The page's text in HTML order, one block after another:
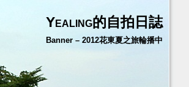
Yealing的自拍日誌
Banner – 2012花東夏之旅輪播中